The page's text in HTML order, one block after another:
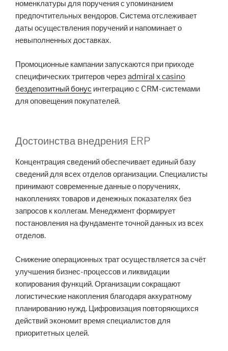
номенклатуры для поручения с упоминанием
предпочтительных вендоров. Система отслеживает
даты осуществления поручений и напоминает о
невыполненных доставках.
Промоционные кампании запускаются при приходе
специфических триггеров черезadmiral x casino
бездепозитный бонус интеграцию с CRM-системами
для оповещения покупателей.
Достоинства внедрения ERP
Концентрация сведений обеспечивает единый базу
сведений для всех отделов организации. Специалисты
принимают современные данные о поручениях,
накоплениях товаров и денежных показателях без
запросов к коллегам. Менеджмент формирует
постановления на фундаменте точной данных из всех
отделов.
Снижение операционных трат осуществляется за счёт
улучшения бизнес-процессов и ликвидации
копирования функций. Организации сокращают
логистические накопления благодаря аккуратному
планированию нужд. Цифровизация повторяющихся
действий экономит время специалистов для
приоритетных целей.